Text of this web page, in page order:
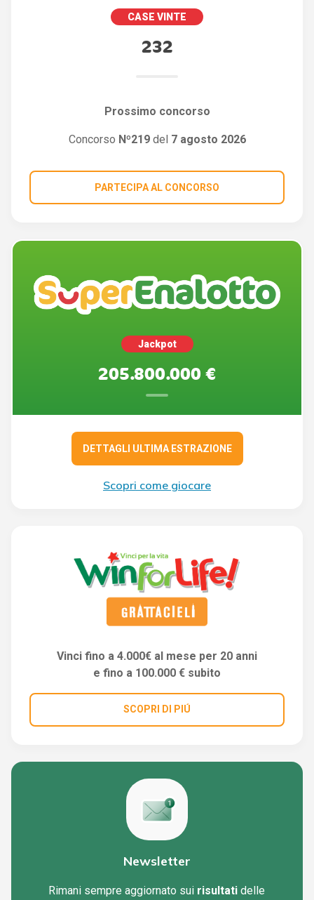
CASE VINTE
232
Prossimo concorso
Concorso Nº219del 7 agosto 2026
PARTECIPA AL CONCORSO
Jackpot
205.800.000 €
DETTAGLI ULTIMA ESTRAZIONE
Scopri come giocare
Vinci fino a 4.000€ al mese per 20 anni
e fino a 100.000 € subito
SCOPRI DI PIÚ
Newsletter
Rimani sempre aggiornato sui risultati delle